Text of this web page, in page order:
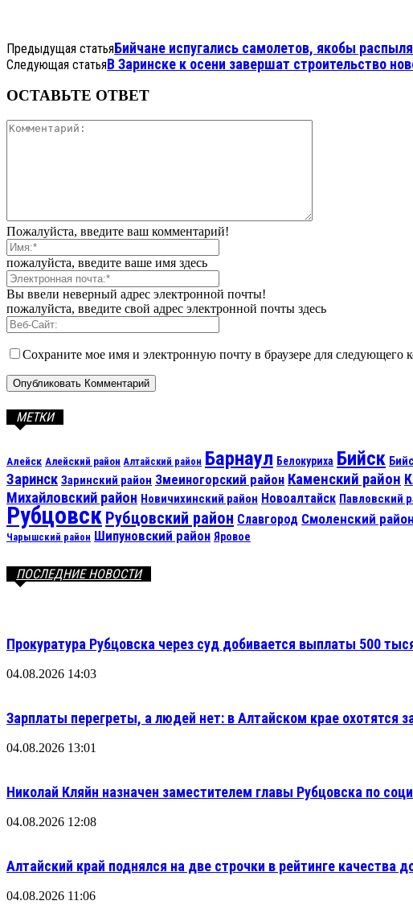
Предыдущая статьяБийчане испугались самолетов, якобы
Следующая статьяВ Заринске к осени завершат строительство
ОСТАВЬТЕ ОТВЕТ
Пожалуйста, введите ваш комментарий!
пожалуйста, введите ваше имя здесь
Вы ввели неверный адрес электронной почты!
пожалуйста, введите свой адрес электронной почты здесь
Сохраните мое имя и электронную почту в браузере для следующего
МЕТКИ
Алейск Алейский район Алтайский район Барнаул Белокуриха Бийск
Заринск Заринский район Змеиногорский район Каменский район
Михайловский район Новичихинский район Новоалтайск Павловский
Рубцовск Рубцовский район Славгород Смоленский район
Чарышский район Шипуновский район Яровое
ПОСЛЕДНИЕ НОВОСТИ
Прокуратура Рубцовска через суд добивается выплаты 500
04.08.2026 14:03
Зарплаты перегреты, а людей нет: в Алтайском крае охотятся
04.08.2026 13:01
Николай Кляйн назначен заместителем главы Рубцовска по
04.08.2026 12:08
Алтайский край поднялся на две строчки в рейтинге качества
04.08.2026 11:06